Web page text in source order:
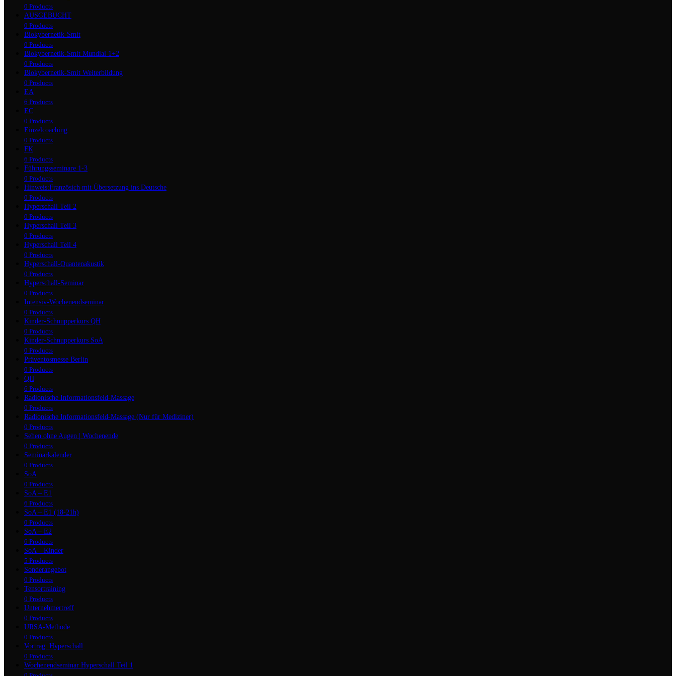
0 Products
AUSGEBUCHT
0 Products
Biokybernetik-Smit
0 Products
Biokybernetik-Smit Mundial 1+2
0 Products
Biokybernetik-Smit Weiterbildung
0 Products
EA
6 Products
EC
0 Products
Einzelcoaching
0 Products
FK
6 Products
Führungsseminare 1-3
0 Products
Hinweis:Französich mit Übersetzung ins Deutsche
0 Products
Hyperschall Teil 2
0 Products
Hyperschall Teil 3
0 Products
Hyperschall Teil 4
0 Products
Hyperschall-Quantenakustik
0 Products
Hyperschall-Seminar
0 Products
Intensiv-Wochenendseminar
0 Products
Kinder-Schnupperkurs QH
0 Products
Kinder-Schnupperkurs SoA
0 Products
Präventosmesse Berlin
0 Products
QH
6 Products
Radionische Informationsfeld-Massage
0 Products
Radionische Informationsfeld-Massage (Nur für Mediziner)
0 Products
Sehen ohne Augen | Wochenende
0 Products
Seminarkalender
0 Products
SoA
0 Products
SoA – E1
6 Products
SoA – E1 (18-21h)
0 Products
SoA – E2
6 Products
SoA – Kinder
5 Products
Sonderangebot
0 Products
Tensortraining
0 Products
Unternehmertreff
0 Products
URSA-Methode
0 Products
Vortrag: Hyperschall
0 Products
Wochenendseminar Hyperschall Teil 1